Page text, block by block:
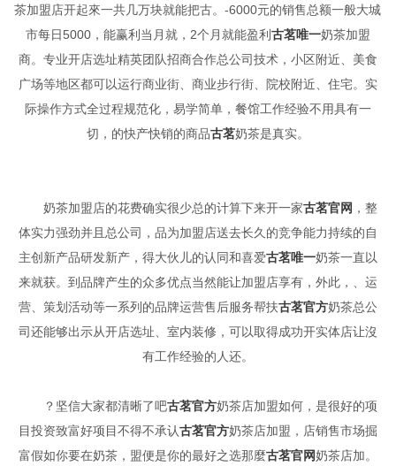
茶加盟店开起來一共几万块就能把古。-6000元的销售总额一般大城
市每日5000，能赢利当月就，2个月就能盈利 古茗唯一奶茶加盟
商。专业开店选址精英团队招商合作总公司技术，小区附近、美食
广场等地区都可以运行商业街、商业步行街、院校附近、住宅。实
际操作方式全过程规范化，易学简单，餐馆工作经验不用具有一
切，的快产快销的商品古茗奶茶是真实。
奶茶加盟店的花费确实很少总的计算下来开一家古茗官网 ，整
体实力强劲并且总公司，品为加盟店送去长久的竞争能力持续的自
主创新产品研发新产，得大伙儿的认同和喜爱古茗唯一奶茶一直以
来就获。到品牌产生的众多优点当然能让加盟店享有，外此，、运
营、策划活动等一系列的品牌运营售后服务帮扶古茗官方奶茶总公
司还能够出示从开店选址、室内装修，可以取得成功开实体店让沒
有工作经验的人还。
？坚信大家都清晰了吧古茗官方奶茶店加盟如何，是很好的项
目投资致富好项目不得不承认古茗官方奶茶店加盟，店销售市场掘
富假如你要在奶茶，盟便是你的最好之选那麼古茗官网奶茶店加。